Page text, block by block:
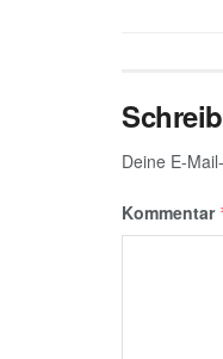
Deine E-
Kommentar